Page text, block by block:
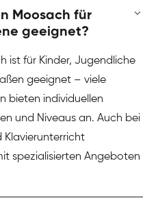
Moosach für
geeignet?
ist für Kinder, Jugendliche
geeignet – viele
bieten individuellen
und Niveaus an. Auch bei
Klavierunterricht
spezialisierten Angeboten